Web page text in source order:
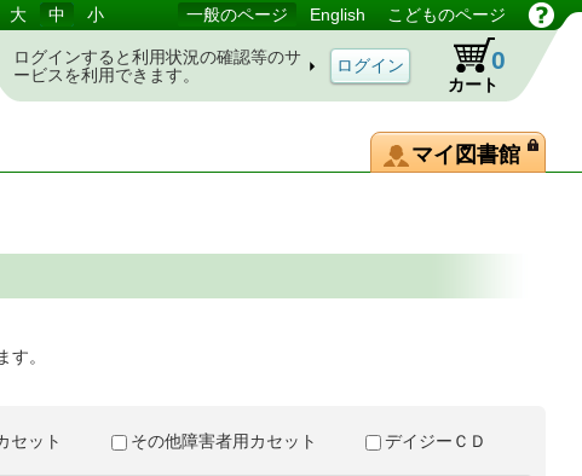
大 中 小 一般のページ English こどものページ
ログインすると利用状況の確認等のサ
ービスを利用できます。
カート
0
マイ図書館
す。
カセット その他障害者用カセット デイジーＣＤ